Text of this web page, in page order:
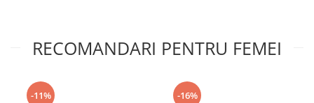
RECOMANDARI PENTRU FEMEI
-11% -16%